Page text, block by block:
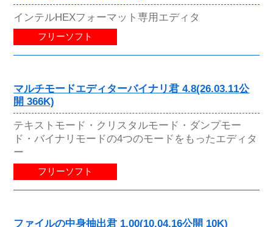
インテルHEXフォーマット専用エディタ
フリーソフト
マルチモードエディターバイナリ君 4.8(26.03.11公
開 366K)
テキストモード・クリスタルモード・ダンプモー
ド・バイナリモードの4つのモードをもったエディタ
ー
フリーソフト
ファイルの中身抽出君 1.00(10.04.16公開 10K)